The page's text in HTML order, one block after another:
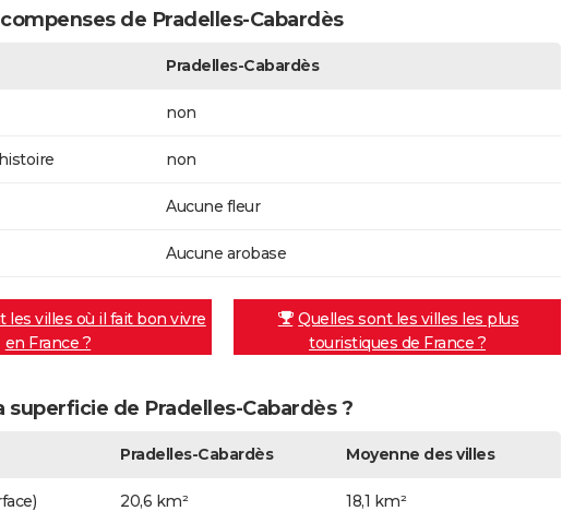
de Pradelles-Cabardès
Pradelles-Cabardès
non
non
Aucune fleur
Aucune arobase
les villes où il fait bon vivre
en France ?
Quelles sont les villes les plus
touristiques de France ?
superficie de Pradelles-Cabardès ?
Pradelles-Cabardès Moyenne des villes
20,6 km² 18,1 km²